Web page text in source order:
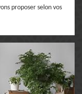
proposer selon vos